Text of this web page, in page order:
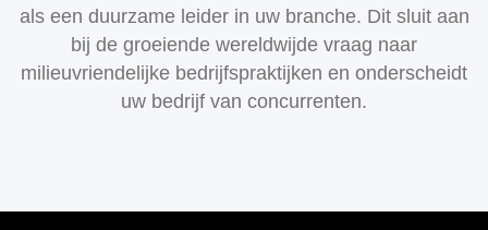
als een duurzame leider in uw branche. Dit sluit aan
bij de groeiende wereldwijde vraag naar
milieuvriendelijke bedrijfspraktijken en onderscheidt
uw bedrijf van concurrenten.